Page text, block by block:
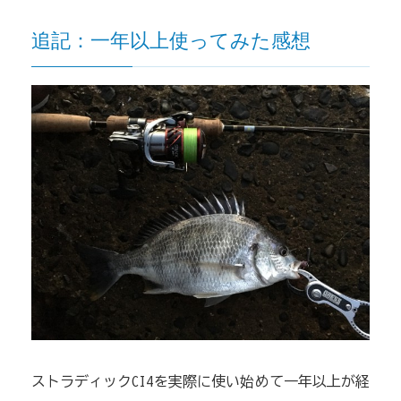
追記：一年以上使ってみた感想
ストラディックCI4を実際に使い始めて一年以上が経